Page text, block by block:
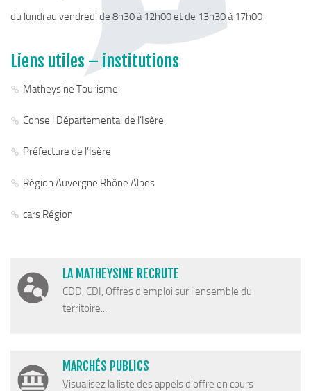
Enfance & Cohésion Sociale
Petite Enfance
Grandir en Matheysine
Crèches et LAEP
Jeunesse
Jeunes En Matheysine
PAT Volet social
Terre de jeux 2024
du lundi au vendredi de 8h30 à 12h00 et de 13h30 à 17h00
Liens utiles – institutions
Matheysine Tourisme
Conseil Départemental de l’Isère
Préfecture de l’Isère
Région Auvergne Rhône Alpes
cars Région
LA MATHEYSINE RECRUTE
CDD, CDI, Offres d'emploi sur l'ensemble du
territoire...
MARCHÉS PUBLICS
Visualisez la liste des appels d'offre en cours